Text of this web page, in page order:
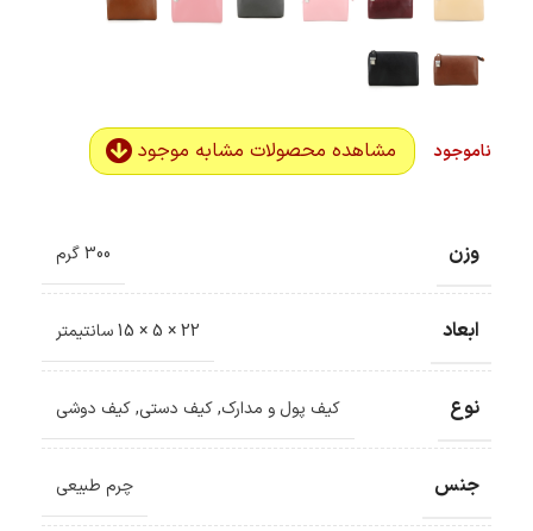
ناموجود مشاهده محصولات مشابه موجود
وزن 300 گرم
ابعاد 22 × 5 × 15 سانتیمتر
نوع کیف پول و مدارک,کیف دستی,کیف دوشی
جنس چرم طبیعی